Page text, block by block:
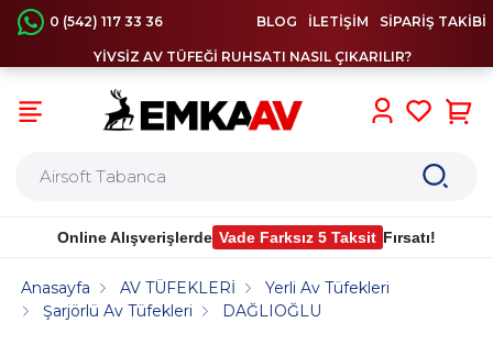
0 (542) 117 33 36 BLOG İLETİŞİM SİPARİŞ TAKİBİ
YİVSİZ AV TÜFEĞİ RUHSATI NASIL ÇIKARILIR?
Online Alışverişlerde Vade Farksız 5 Taksit Fırsatı!
Anasayfa AV TÜFEKLERİ
Yerli Av Tüfekleri
Şarjörlü Av Tüfekleri
DAĞLIOĞLU